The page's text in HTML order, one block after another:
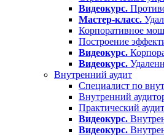
Видеокурс.
Мастер-класс.
Корпоративное
Построение
Видеокурс.
Видеокурс.
Внутренний аудит
Специалист по
Внутренний
Практический
Видеокурс.
Видеокурс.